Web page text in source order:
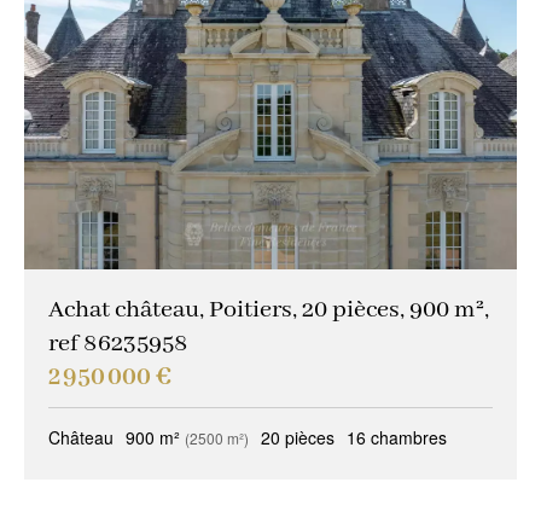
Achat château, Poitiers, 20 pièces, 900 m²,
ref 86235958
2 950 000 €
Château 900 m² (2500 m²) 20 pièces 16 chambres